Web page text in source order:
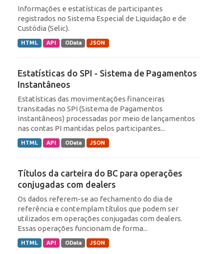
Informações e estatísticas de participantes
registrados no Sistema Especial de Liquidação e de
Custódia (Selic).
HTML API OData JSON
Estatísticas do SPI - Sistema de Pagamentos
Instantâneos
Estatísticas das movimentações financeiras
transitadas no SPI (Sistema de Pagamentos
Instantâneos) processadas por meio de lançamentos
nas contas PI mantidas pelos participantes...
HTML API OData JSON
Títulos da carteira do BC para operações
conjugadas com dealers
Os dados referem-se ao fechamento do dia de
referência e contemplam títulos que podem ser
utilizados em operações conjugadas com dealers.
Essas operações funcionam de forma...
HTML API OData JSON